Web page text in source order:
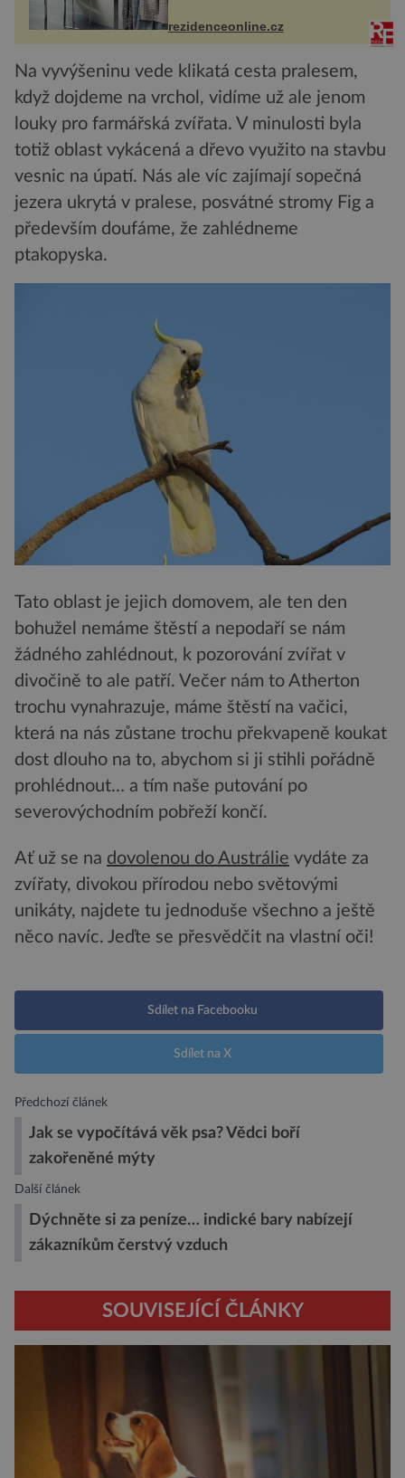
ručníky, osušky a koberečky –
mohou jako mávnutím kouzelného
proutku...
rezidenceonline.cz
Na vyvýšeninu vede klikatá cesta pralesem,
když dojdeme na vrchol, vidíme už ale jenom
louky pro farmářská zvířata. V minulosti byla
totiž oblast vykácená a dřevo využito na stavbu
vesnic na úpatí. Nás ale víc zajímají sopečná
jezera ukrytá v pralese, posvátné stromy Fig a
především doufáme, že zahlédneme
ptakopyska.
Tato oblast je jejich domovem, ale ten den
bohužel nemáme štěstí a nepodaří se nám
žádného zahlédnout, k pozorování zvířat v
divočině to ale patří. Večer nám to Atherton
trochu vynahrazuje, máme štěstí na vačici,
která na nás zůstane trochu překvapeně koukat
dost dlouho na to, abychom si ji stihli pořádně
prohlédnout… a tím naše putování po
severovýchodním pobřeží končí.
Ať už se na dovolenou do Austrálie vydáte za
zvířaty, divokou přírodou nebo světovými
unikáty, najdete tu jednoduše všechno a ještě
něco navíc. Jeďte se přesvědčit na vlastní oči!
Sdílet na Facebooku
Sdílet na X
Předchozí článek
Jak se vypočítává věk psa? Vědci boří
zakořeněné mýty
Další článek
Dýchněte si za peníze… indické bary nabízejí
zákazníkům čerstvý vzduch
SOUVISEJÍCÍ ČLÁNKY